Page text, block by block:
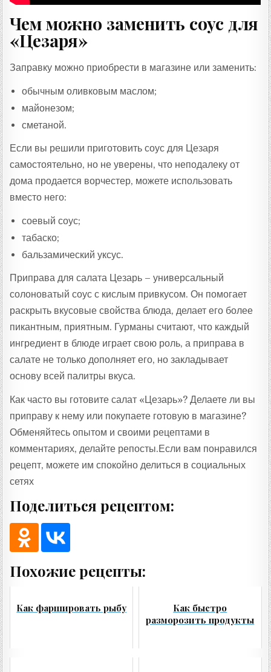
Чем можно заменить соус для
«Цезаря»
Заправку можно приобрести в магазине или заменить:
обычным оливковым маслом;
майонезом;
сметаной.
Если вы решили приготовить соус для Цезаря
самостоятельно, но не уверены, что неподалеку от
дома продается ворчестер, можете использовать
вместо него:
соевый соус;
табаско;
бальзамический уксус.
Приправа для салата Цезарь – универсальный
солоноватый соус с кислым привкусом. Он помогает
раскрыть вкусовые свойства блюда, делает его более
пикантным, приятным. Гурманы считают, что каждый
ингредиент в блюде играет свою роль, а приправа в
салате не только дополняет его, но закладывает
основу всей палитры вкуса.
Как часто вы готовите салат «Цезарь»? Делаете ли вы
приправу к нему или покупаете готовую в магазине?
Обменяйтесь опытом и своими рецептами в
комментариях, делайте репосты.Если вам понравился
рецепт, можете им спокойно делиться в социальных
сетях
Поделиться рецептом:
Похожие рецепты:
Как фаршировать рыбу
Как быстро
разморозить продукты